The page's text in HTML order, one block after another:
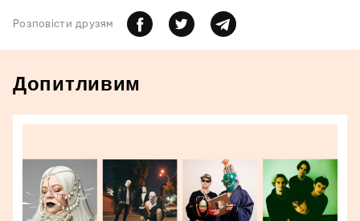
Розповiсти друзям
Допитливим